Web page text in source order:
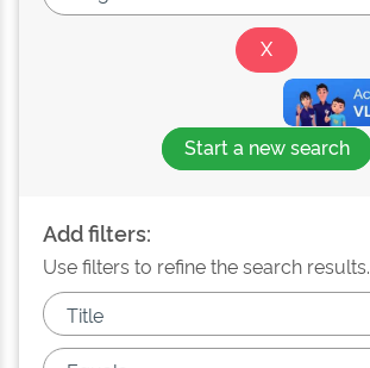
Start a new search
Add filters:
Use filters to refine the search results.